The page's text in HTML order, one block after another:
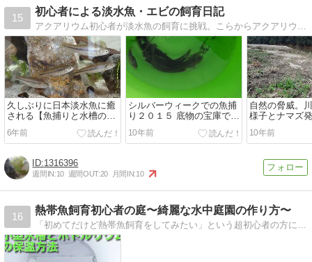
15
初心者による淡水魚・エビの飼育日記
アクアリウム初心者が淡水魚の飼育に挑戦。こらからアクアリウムを始める方の参考になるようブログを書いています。
久しぶりに日本淡水魚に癒
される【魚捕りと水槽の立
ち上げ】
6年前
シルバーウィークでの魚捕
り２０１５ 底物の宝庫でし
た！
10年前
自然の脅威。
様子とナマズ
10年前
1316396
週間IN:10 週間OUT:20 月間IN:10
16
熱帯魚飼育初心者の庭〜綺麗な水中庭園の作り方〜
「初めてだけど熱帯魚飼育をしてみたい」という超初心者の方に向けた記事を中心に、熱帯魚や水草の育成方法、飼育グッズのレビューなどアクアリウムの記事を書いています。